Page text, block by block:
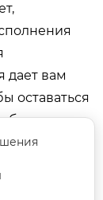
дает вам
оставаться
в